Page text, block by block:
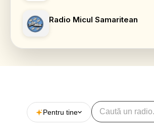
Radio Micul Samaritean
Pentru tine